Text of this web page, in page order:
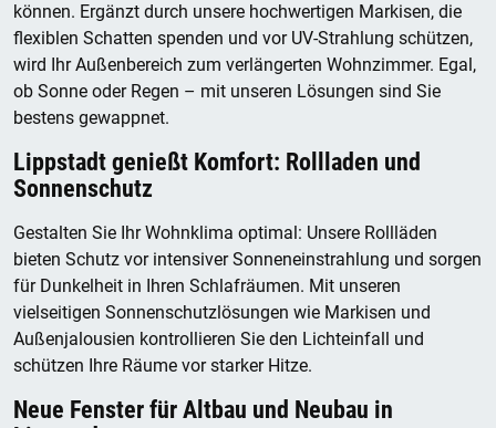
können. Ergänzt durch unsere hochwertigen Markisen, die
flexiblen Schatten spenden und vor UV-Strahlung schützen,
wird Ihr Außenbereich zum verlängerten Wohnzimmer. Egal,
ob Sonne oder Regen – mit unseren Lösungen sind Sie
bestens gewappnet.
Lippstadt genießt Komfort: Rollladen und
Sonnenschutz
Gestalten Sie Ihr Wohnklima optimal: Unsere Rollläden
bieten Schutz vor intensiver Sonneneinstrahlung und sorgen
für Dunkelheit in Ihren Schlafräumen. Mit unseren
vielseitigen Sonnenschutzlösungen wie Markisen und
Außenjalousien kontrollieren Sie den Lichteinfall und
schützen Ihre Räume vor starker Hitze.
Neue Fenster für Altbau und Neubau in